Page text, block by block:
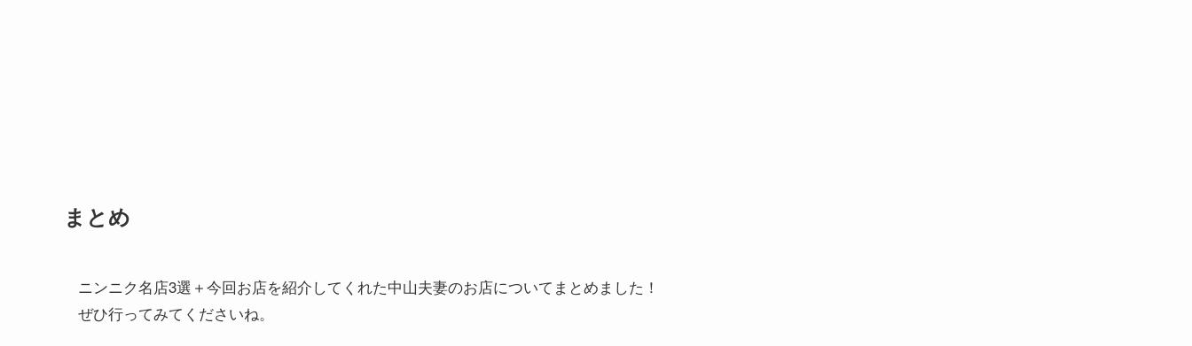
まとめ
ニンニク名店3選＋今回お店を紹介してくれた中山夫妻のお店についてまとめました！
ぜひ行ってみてくださいね。